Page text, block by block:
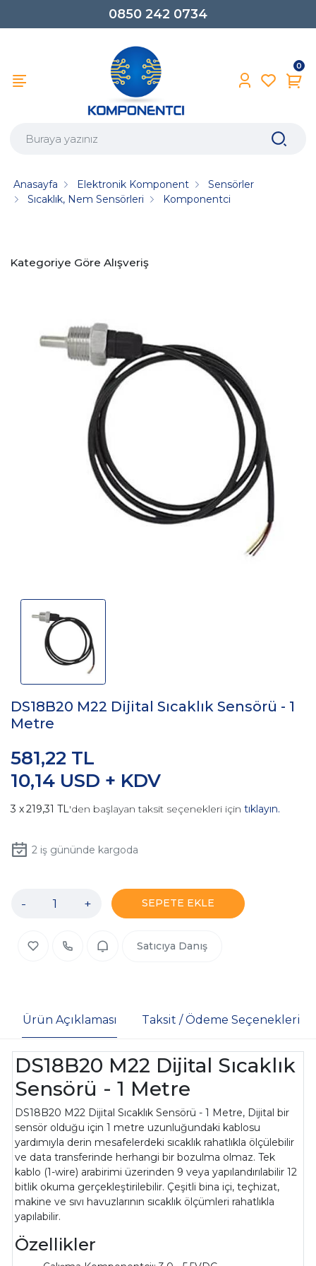
0850 242 0734
0
Anasayfa Elektronik Komponent
Sensörler
Sıcaklık, Nem Sensörleri
Komponentci
Kategoriye Göre Alışveriş
DS18B20 M22 Dijital Sıcaklık Sensörü - 1
Metre
10,14 USD + KDV
581,22 TL
219,31 TL'den başlayan taksit seçenekleri için tıklayın.
2iş gününde kargoda
- + SEPETE EKLE
Satıcıya Danış
Ürün Açıklaması Taksit / Ödeme Seçenekleri
DS18B20 M22 Dijital Sıcaklık
Sensörü - 1 Metre
DS18B20 M22 Dijital Sıcaklık Sensörü - 1 Metre, Dijital bir
sensör olduğu için 1 metre uzunluğundaki kablosu
yardımıyla derin mesafelerdeki sıcaklık rahatlıkla ölçülebilir
ve data transferinde herhangi bir bozulma olmaz. Tek
kablo (1-wire) arabirimi üzerinden 9 veya yapılandırılabilir 12
bitlik okuma gerçekleştirilebilir. Çeşitli bina içi, teçhizat,
makine ve sıvı havuzlarının sıcaklık ölçümleri rahatlıkla
yapılabilir.
Özellikler